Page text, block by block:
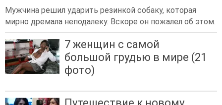
Мужчина решил ударить резинкой собаку, которая
мирно дремала неподалеку. Вскоре он пожалел об этом.
7 женщин с самой
большой грудью в мире (21
фото)